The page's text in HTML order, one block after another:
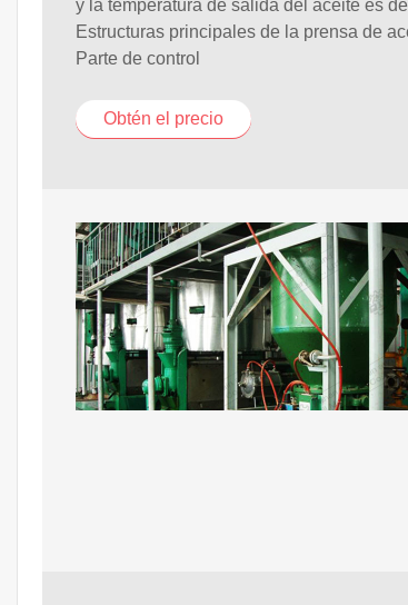
y la temperatura de salida del aceite es
Estructuras principales de la prensa de
Parte de control
Obtén el precio